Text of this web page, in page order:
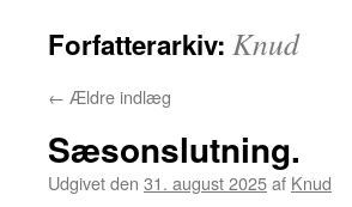
Forfatterarkiv: Knud
← Ældre indlæg
Sæsonslutning.
Udgivet den 31. august 2025af Knud